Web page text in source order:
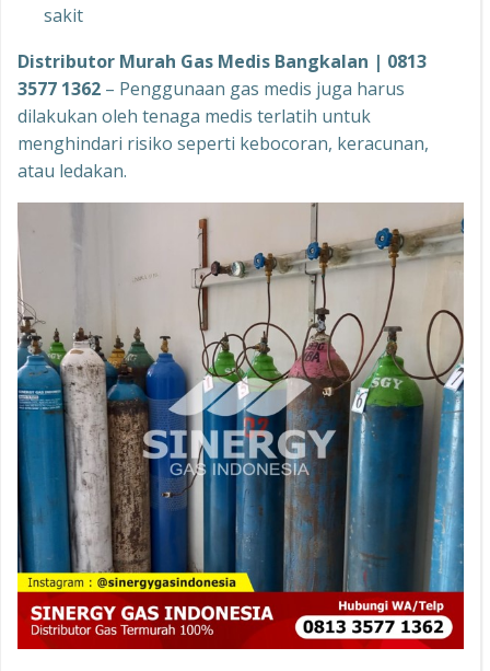
sakit
Distributor Murah Gas Medis Bangkalan | 0813
3577 1362 – Penggunaan gas medis juga harus
dilakukan oleh tenaga medis terlatih untuk
menghindari risiko seperti kebocoran, keracunan,
atau ledakan.